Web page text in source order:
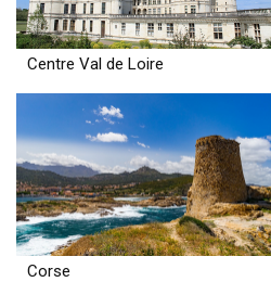
Centre Val de Loire
Corse